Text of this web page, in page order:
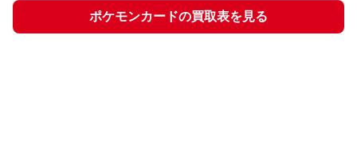
ポケモンカードの買取表を見る